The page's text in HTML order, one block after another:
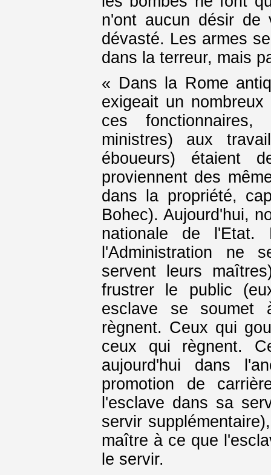
n'ont aucun désir de
dévasté. Les armes
dans la terreur, mais
« Dans la Rome
exigeait un
ces fonctionnaires,
ministres) aux
éboueurs) étaient
proviennent des
dans la propriété,
Bohec). Aujourd'hui,
nationale de l'Etat.
l'Administration ne
servent leurs
frustrer le public
esclave se soumet
règnent. Ceux qui
ceux qui règnent.
aujourd'hui dans
promotion de
l'esclave dans sa
servir
maître à ce que
le servir.